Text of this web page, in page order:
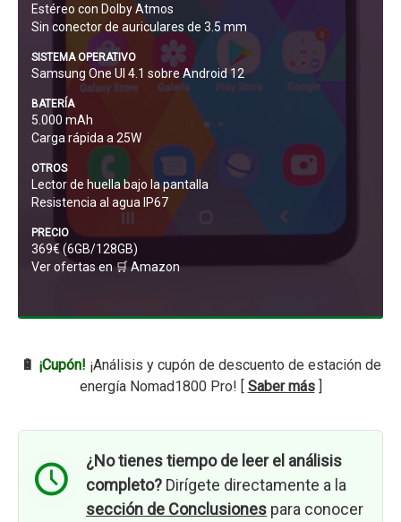
Estéreo con Dolby Atmos
Sin conector de auriculares de 3.5 mm
SISTEMA OPERATIVO
Samsung One UI 4.1 sobre Android 12
BATERÍA
5.000 mAh
Carga rápida a 25W
OTROS
Lector de huella bajo la pantalla
Resistencia al agua IP67
PRECIO
369€ (6GB/128GB)
Ver ofertas en 🛒Amazon
🔋 ¡Cupón! ¡Análisis y cupón de descuento de estación de
energía Nomad1800 Pro! [ Saber más]
¿No tienes tiempo de leer el análisis
completo? Dirígete directamente a la
sección de Conclusiones para conocer